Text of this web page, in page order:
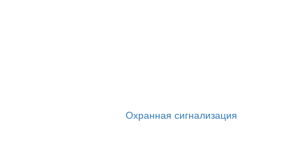
Охранная сигнализация